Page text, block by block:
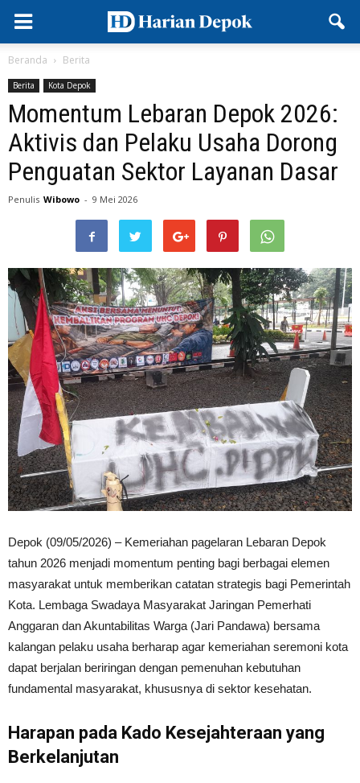
Beranda Berita
Berita Kota Depok
Momentum Lebaran Depok 2026:
Aktivis dan Pelaku Usaha Dorong
Penguatan Sektor Layanan Dasar
Penulis Wibowo - 9 Mei 2026
Depok (09/05/2026) – Kemeriahan pagelaran Lebaran Depok
tahun 2026 menjadi momentum penting bagi berbagai elemen
masyarakat untuk memberikan catatan strategis bagi Pemerintah
Kota. Lembaga Swadaya Masyarakat Jaringan Pemerhati
Anggaran dan Akuntabilitas Warga (Jari Pandawa) bersama
kalangan pelaku usaha berharap agar kemeriahan seremoni kota
dapat berjalan beriringan dengan pemenuhan kebutuhan
fundamental masyarakat, khususnya di sektor kesehatan.
Harapan pada Kado Kesejahteraan yang
Berkelanjutan